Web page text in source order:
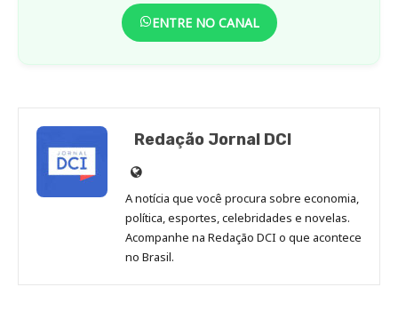
ENTRE NO CANAL
Redação Jornal DCI
Site
de
Redação
Jornal
DCI
A notícia que você procura sobre economia,
política, esportes, celebridades e novelas.
Acompanhe na Redação DCI o que acontece
no Brasil.